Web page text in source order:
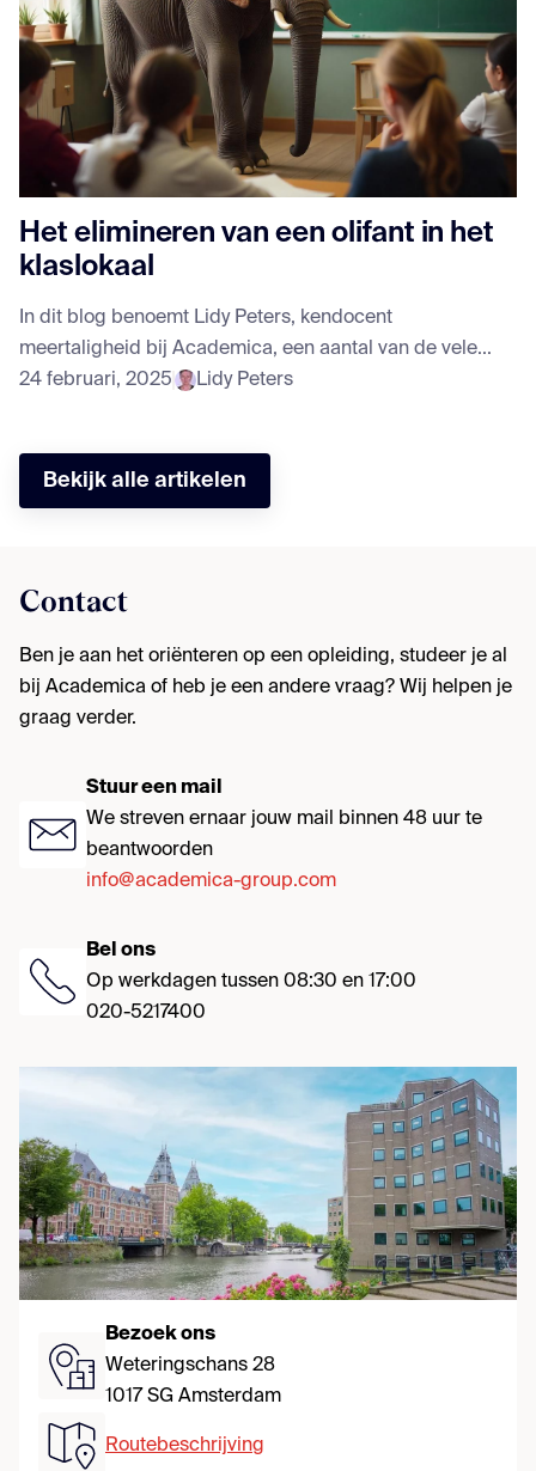
Het elimineren van een olifant in het
klaslokaal
In dit blog benoemt Lidy Peters, kendocent
meertaligheid bij Academica, een aantal van de vele...
24 februari, 2025
Lidy Peters
Bekijk alle artikelen
Contact
Ben je aan het oriënteren op een opleiding, studeer je al
bij Academica of heb je een andere vraag? Wij helpen je
graag verder.
Stuur een mail
We streven ernaar jouw mail binnen 48 uur te
beantwoorden
info@academica-group.com
Bel ons
Op werkdagen tussen 08:30 en 17:00
020-5217400
Bezoek ons
Weteringschans 28
1017 SG Amsterdam
Routebeschrijving